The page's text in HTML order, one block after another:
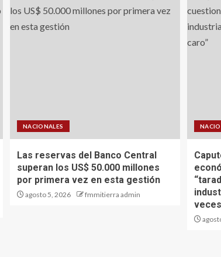
NACIONALES
Las reservas del Banco Central
superan los US$ 50.000 millones
por primera vez en esta gestión
agosto 5, 2026 fmmitierra admin